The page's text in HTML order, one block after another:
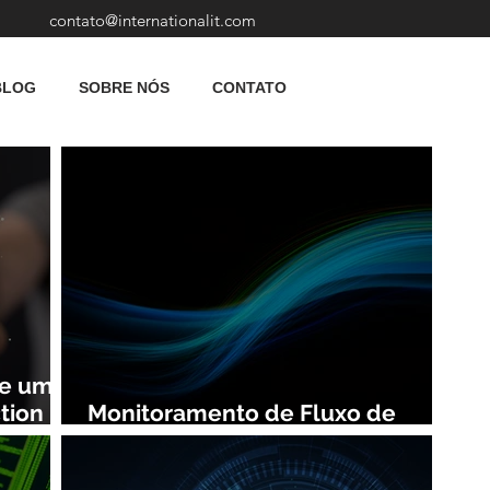
contato@internationalit.com
SOBRE NÓS CONTATO
uma
Monitoramento de Fluxo de
Rede: Vantagens e Benefícios